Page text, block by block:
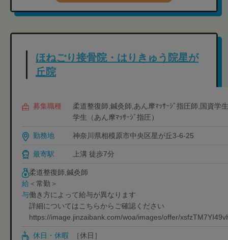
ほねごり接骨院・はりきゅう院星が
丘院
募集職種
柔道整復師,鍼灸師,あん摩ﾏｯｻｰｼﾞ指圧師,国資学
学生（あん摩ﾏｯｻｰｼﾞ指圧）
勤務地 神奈川県相模原市中央区星が丘3-6-25
最寄駅 上溝 徒歩7分
給
与
柔道整復師,鍼灸師
＜常勤＞
働き方によって給与が異なります
詳細についてはこちらからご確認ください
https://image.jinzaibank.com/woa/images/offer/
休日・休暇
［休日］